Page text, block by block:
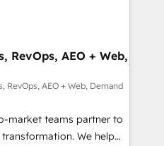
でPMOとして主導。「設
。 ▸ CMS戦略設
・SEOを前提にした情報設
設計をContent Hubで一体
の移行支援：Salesforce・
行、カスタム設計、履歴
▸ AEO対応：ChatGPT・
by Globalia’s
📈 Revenue
Point Success Media. -
AI and custom agents
compliance
RevOps, AEO + Web,
RevOps, AEO + Web, Demand
market teams partner to
We help